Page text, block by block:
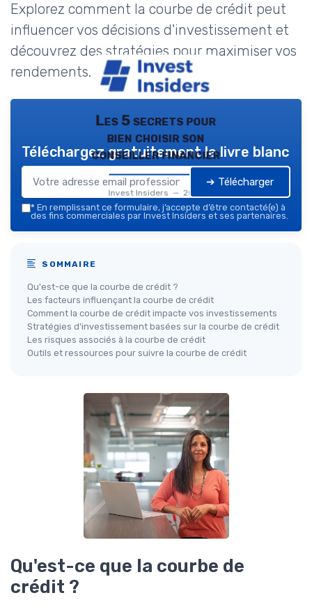
Explorez comment la courbe de crédit peut
influencer vos décisions d'investissement et
découvrez des stratégies pour maximiser vos
rendements.
Les 5 secrets pour
bien choisir son
conseiller financier
Invest Insiders — 2026
Téléchargez gratuitement le livre blanc
➔ Télécharger
* En remplissant ce formulaire, j’accepte d’être contacté(e) à
des fins commerciales par Invest Insiders et ses partenaires.
SOMMAIRE
Qu'est-ce que la courbe de crédit ?
Les facteurs influençant la courbe de crédit
Comment la courbe de crédit impacte vos investissements
Stratégies d'investissement basées sur la courbe de crédit
Les risques associés à la courbe de crédit
Outils et ressources pour suivre la courbe de crédit
Qu'est-ce que la courbe de
crédit ?